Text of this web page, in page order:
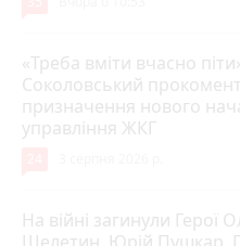
«Треба вміти вчасно
Соколовський
призначення нового
управління ЖКГ
На війні загинули Герої